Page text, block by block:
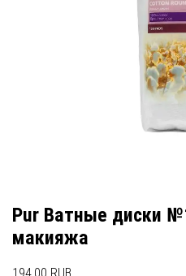
Pur Ватные диски
макияжа